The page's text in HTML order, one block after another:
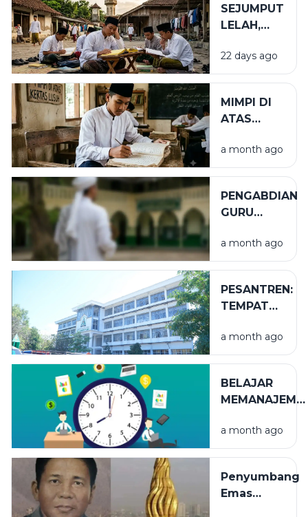
SEJUMPUT
LELAH,
BARAKAH
22 days ago
MIMPI DI
ATAS
LUSUH
a month ago
PENGABDIAN
GURU
a month ago
PESANTREN:
TEMPAT
YANG TAK
TERLIHAT
a month ago
BELAJAR
a month ago
Penyumbang
Emas